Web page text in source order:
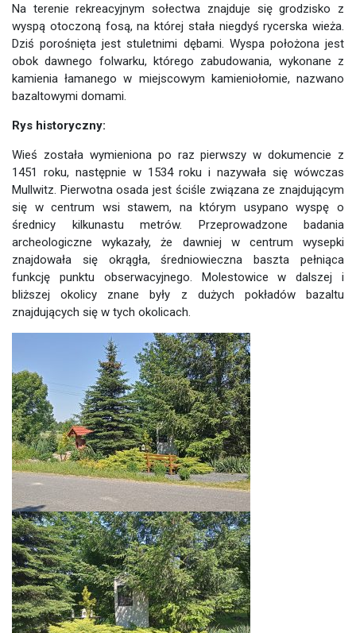
Na terenie rekreacyjnym sołectwa znajduje się grodzisko z
wyspą otoczoną fosą, na której stała niegdyś rycerska wieża.
Dziś porośnięta jest stuletnimi dębami. Wyspa położona jest
obok dawnego folwarku, którego zabudowania, wykonane z
kamienia łamanego w miejscowym kamieniołomie, nazwano
bazaltowymi domami.
Rys historyczny:
Wieś została wymieniona po raz pierwszy w dokumencie z
1451 roku, następnie w 1534 roku i nazywała się wówczas
Mullwitz. Pierwotna osada jest ściśle związana ze znajdującym
się w centrum wsi stawem, na którym usypano wyspę o
średnicy kilkunastu metrów. Przeprowadzone badania
archeologiczne wykazały, że dawniej w centrum wysepki
znajdowała się okrągła, średniowieczna baszta pełniąca
funkcję punktu obserwacyjnego. Molestowice w dalszej i
bliższej okolicy znane były z dużych pokładów bazaltu
znajdujących się w tych okolicach.